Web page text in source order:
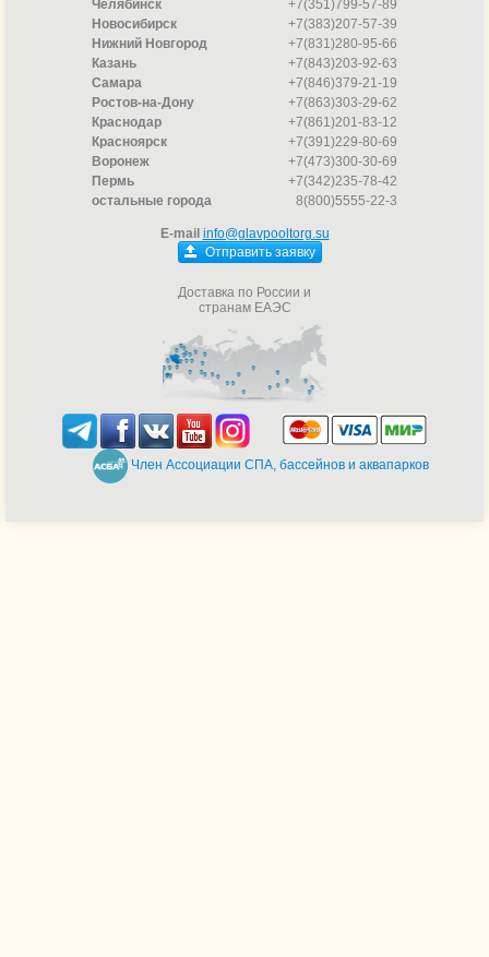
Челябинск
+7(351)799-57-89
Новосибирск
+7(383)207-57-39
Нижний Новгород
+7(831)280-95-66
Казань
+7(843)203-92-63
Самара
+7(846)379-21-19
Ростов-на-Дону
+7(863)303-29-62
Краснодар
+7(861)201-83-12
Красноярск
+7(391)229-80-69
Воронеж
+7(473)300-30-69
Пермь
+7(342)235-78-42
остальные города
8(800)5555-22-3
E-mail info@glavpooltorg.su
Отправить заявку
Доставка по России и
странам ЕАЭС
Член Ассоциации СПА, бассейнов и аквапарков